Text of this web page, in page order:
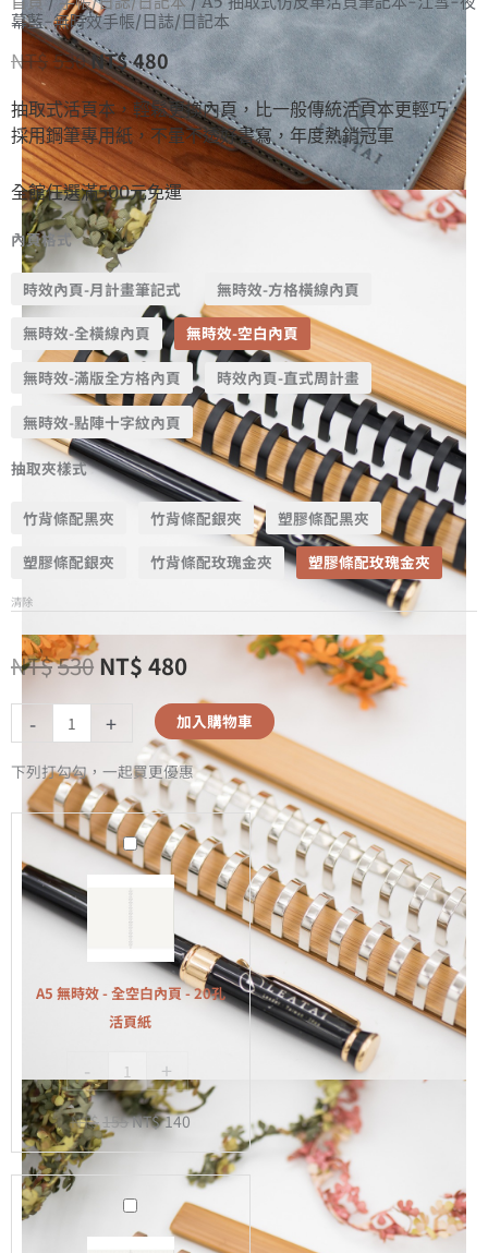
幕藍-無時效手帳/日誌/日記本
NT$530NT$480
抽取式活頁本，輕鬆更換內頁，比一般傳統活頁本更輕巧，
採用鋼筆專用紙，不暈不透好書寫，年度熱銷冠軍
全館任選滿500元免運
內頁格式
時效內頁-月計畫筆記式 無時效-方格橫線內頁
無時效-全橫線內頁 無時效-空白內頁
無時效-滿版全方格內頁 時效內頁-直式周計畫
無時效-點陣十字紋內頁
抽取夾樣式
竹背條配黑夾 竹背條配銀夾 塑膠條配黑夾
塑膠條配銀夾 竹背條配玫瑰金夾 塑膠條配玫瑰金夾
清除
NT$530 NT$ 480
- + 加入購物車
下列打勾勾，一起買更優惠
A5
無
效
-
全
空
內
頁
-
活
頁
A5 無時效 - 全空白內頁 - 20孔
活頁紙
- +
NT$ 155NT$140
A5
無